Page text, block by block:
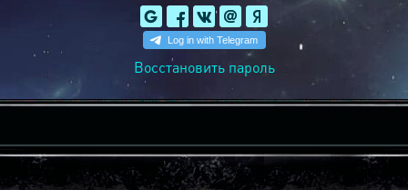
Восстановить пароль